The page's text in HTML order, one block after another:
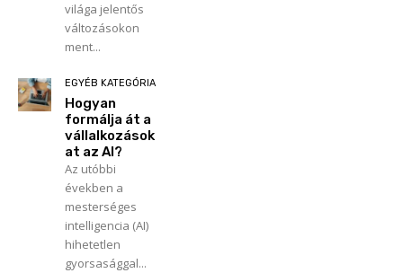
világa jelentős
változásokon
ment...
EGYÉB KATEGÓRIA
Hogyan
formálja át a
vállalkozások
at az AI?
Az utóbbi
években a
mesterséges
intelligencia (AI)
hihetetlen
gyorsasággal...